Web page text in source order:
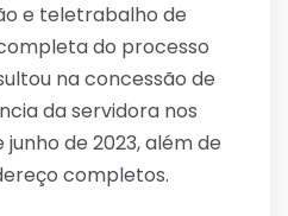
e teletrabalho de
do processo
na concessão de
da servidora nos
de 2023, além de
completos.